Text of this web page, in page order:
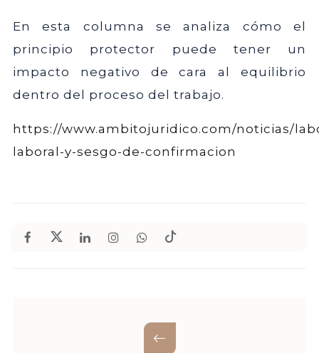
En esta columna se analiza cómo el
principio protector puede tener un
impacto negativo de cara al equilibrio
dentro del proceso del trabajo.
https://www.ambitojuridico.com/noticias/
laboral-y-sesgo-de-confirmacion